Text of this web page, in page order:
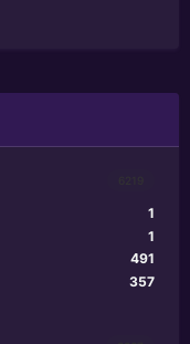
1
1
491
357